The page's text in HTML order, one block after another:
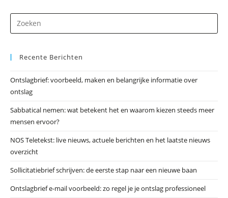
op
Recente Berichten
Ontslagbrief: voorbeeld, maken en belangrijke informatie over
ontslag
Sabbatical nemen: wat betekent het en waarom kiezen steeds meer
mensen ervoor?
NOS Teletekst: live nieuws, actuele berichten en het laatste nieuws
overzicht
Sollicitatiebrief schrijven: de eerste stap naar een nieuwe baan
Ontslagbrief e-mail voorbeeld: zo regel je je ontslag professioneel